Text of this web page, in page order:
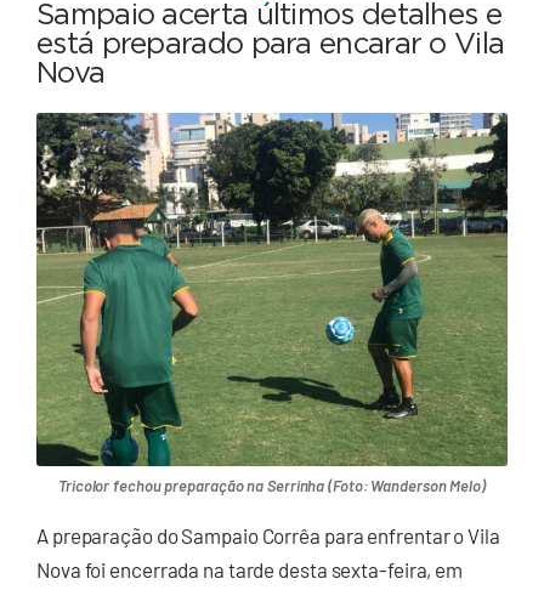
Sampaio acerta últimos detalhes e
está preparado para encarar o Vila
Nova
Tricolor fechou preparação na Serrinha (Foto: Wanderson Melo)
A preparação do Sampaio Corrêa para enfrentar o Vila
Nova foi encerrada na tarde desta sexta-feira, em